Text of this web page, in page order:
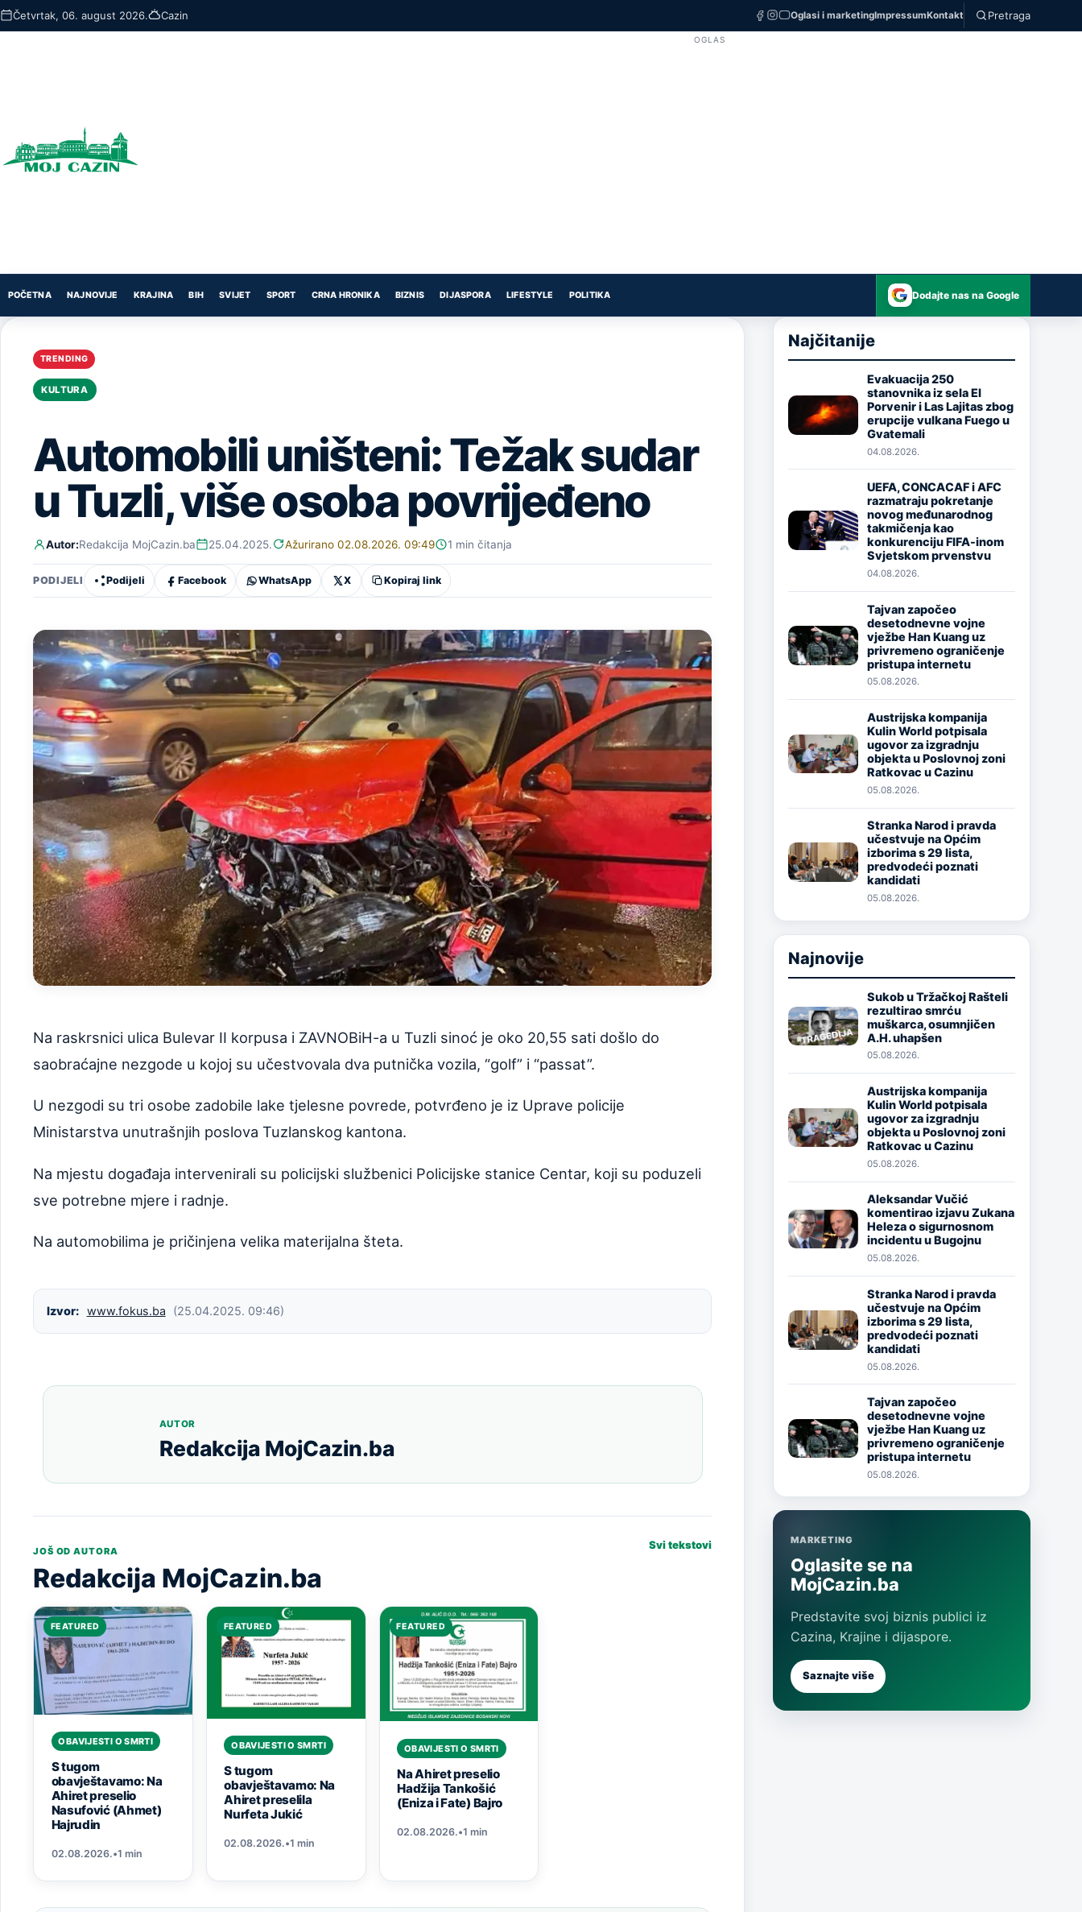
Skip
to
Četvrtak, 06. august 2026. Cazin Oglasi i marketingImpressumKontakt Pretraga
OGLAS
POČETNA NAJNOVIJE KRAJINA BIH SVIJET SPORT CRNA HRONIKA BIZNIS DIJASPORA LIFESTYLE POLITIKA Dodajte nas na Google
TRENDING
KULTURA
Automobili uništeni: Težak sudar
u Tuzli, više osoba povrijeđeno
Autor:Redakcija MojCazin.ba 25.04.2025. Ažurirano 02.08.2026. 09:49 1 min čitanja
PODIJELI Podijeli Facebook WhatsApp X Kopiraj link
Na raskrsnici ulica Bulevar II korpusa i ZAVNOBiH-a u Tuzli sinoć je oko 20,55 sati došlo do
saobraćajne nezgode u kojoj su učestvovala dva putnička vozila, “golf” i “passat”.
U nezgodi su tri osobe zadobile lake tjelesne povrede, potvrđeno je iz Uprave policije
Ministarstva unutrašnjih poslova Tuzlanskog kantona.
Na mjestu događaja intervenirali su policijski službenici Policijske stanice Centar, koji su poduzeli
sve potrebne mjere i radnje.
Na automobilima je pričinjena velika materijalna šteta.
Izvor: www.fokus.ba (25.04.2025. 09:46)
AUTOR
Redakcija MojCazin.ba
JOŠ OD AUTORA
Redakcija MojCazin.ba
Svi tekstovi
FEATURED
OBAVIJESTI O SMRTI
S tugom
obavještavamo: Na
Ahiret preselio
Nasufović (Ahmet)
Hajrudin
02.08.2026.•1 min
FEATURED
OBAVIJESTI O SMRTI
S tugom
obavještavamo: Na
Ahiret preselila
Nurfeta Jukić
02.08.2026.•1 min
FEATURED
OBAVIJESTI O SMRTI
Na Ahiret preselio
Hadžija Tankošić
(Eniza i Fate) Bajro
02.08.2026.•1 min
Najčitanije
Image
Evakuacija 250
stanovnika iz sela El
Porvenir i Las Lajitas zbog
erupcije vulkana Fuego u
Gvatemali
04.08.2026.
Image
UEFA, CONCACAF i AFC
razmatraju pokretanje
novog međunarodnog
takmičenja kao
konkurenciju FIFA-inom
Svjetskom prvenstvu
04.08.2026.
Image
Tajvan započeo
desetodnevne vojne
vježbe Han Kuang uz
privremeno ograničenje
pristupa internetu
05.08.2026.
Image
Austrijska kompanija
Kulin World potpisala
ugovor za izgradnju
objekta u Poslovnoj zoni
Ratkovac u Cazinu
05.08.2026.
Image
Stranka Narod i pravda
učestvuje na Općim
izborima s 29 lista,
predvodeći poznati
kandidati
05.08.2026.
Najnovije
Image
Sukob u Tržačkoj Rašteli
rezultirao smrću
muškarca, osumnjičen
A.H. uhapšen
05.08.2026.
Image
Austrijska kompanija
Kulin World potpisala
ugovor za izgradnju
objekta u Poslovnoj zoni
Ratkovac u Cazinu
05.08.2026.
Image
Aleksandar Vučić
komentirao izjavu Zukana
Heleza o sigurnosnom
incidentu u Bugojnu
05.08.2026.
Image
Stranka Narod i pravda
učestvuje na Općim
izborima s 29 lista,
predvodeći poznati
kandidati
05.08.2026.
Image
Tajvan započeo
desetodnevne vojne
vježbe Han Kuang uz
privremeno ograničenje
pristupa internetu
05.08.2026.
MARKETING
Oglasite se na
MojCazin.ba
Predstavite svoj biznis publici iz
Cazina, Krajine i dijaspore.
Saznajte više